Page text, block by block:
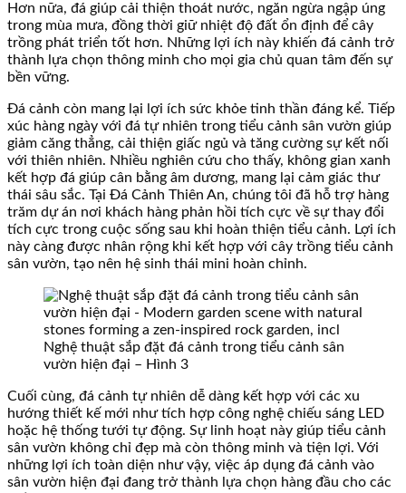
Hơn nữa, đá giúp cải thiện thoát nước, ngăn ngừa ngập úng
trong mùa mưa, đồng thời giữ nhiệt độ đất ổn định để cây
trồng phát triển tốt hơn. Những lợi ích này khiến đá cảnh trở
thành lựa chọn thông minh cho mọi gia chủ quan tâm đến sự
bền vững.
Đá cảnh còn mang lại lợi ích sức khỏe tinh thần đáng kể. Tiếp
xúc hàng ngày với đá tự nhiên trong tiểu cảnh sân vườn giúp
giảm căng thẳng, cải thiện giấc ngủ và tăng cường sự kết nối
với thiên nhiên. Nhiều nghiên cứu cho thấy, không gian xanh
kết hợp đá giúp cân bằng âm dương, mang lại cảm giác thư
thái sâu sắc. Tại Đá Cảnh Thiên An, chúng tôi đã hỗ trợ hàng
trăm dự án nơi khách hàng phản hồi tích cực về sự thay đổi
tích cực trong cuộc sống sau khi hoàn thiện tiểu cảnh. Lợi ích
này càng được nhân rộng khi kết hợp với cây trồng tiểu cảnh
sân vườn, tạo nên hệ sinh thái mini hoàn chỉnh.
Nghệ thuật sắp đặt đá cảnh trong tiểu cảnh sân
vườn hiện đại – Hình 3
Cuối cùng, đá cảnh tự nhiên dễ dàng kết hợp với các xu
hướng thiết kế mới như tích hợp công nghệ chiếu sáng LED
hoặc hệ thống tưới tự động. Sự linh hoạt này giúp tiểu cảnh
sân vườn không chỉ đẹp mà còn thông minh và tiện lợi. Với
những lợi ích toàn diện như vậy, việc áp dụng đá cảnh vào
sân vườn hiện đại đang trở thành lựa chọn hàng đầu cho các